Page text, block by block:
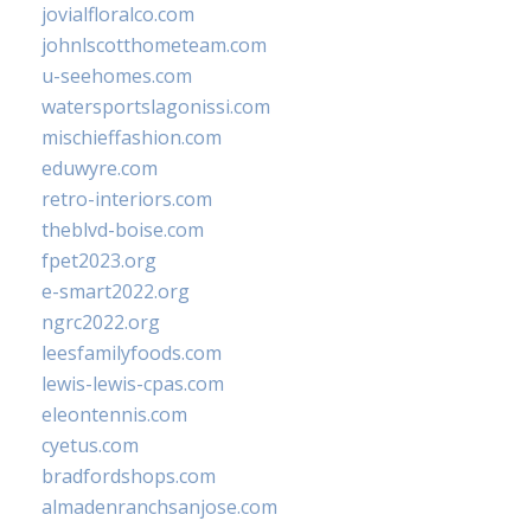
jovialfloralco.com
johnlscotthometeam.com
u-seehomes.com
watersportslagonissi.com
mischieffashion.com
eduwyre.com
retro-interiors.com
theblvd-boise.com
fpet2023.org
e-smart2022.org
ngrc2022.org
leesfamilyfoods.com
lewis-lewis-cpas.com
eleontennis.com
cyetus.com
bradfordshops.com
almadenranchsanjose.com